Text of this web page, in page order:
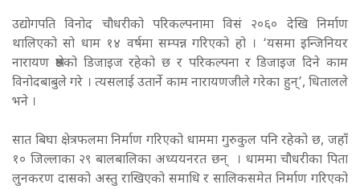
उद्योगपति विनोद चौधरीको परिकल्पनामा विसं २०६० देखि निर्माण
थालिएको सो धाम १४ वर्षमा सम्पन्न गरिएको हो । ‘यसमा इन्जिनियर
नारायण श्रेष्ठको डिजाइज रहेको छ र परिकल्पना र डिजाइज दिने काम
विनोदबाबुले गरे । त्यसलाई उतार्ने काम नारायणजीले गरेका हुन्’, धितालले
भने ।
सात बिघा क्षेत्रफलमा निर्माण गरिएको धाममा गुरुकुल पनि रहेको छ, जहाँ
१० जिल्लाका २९ बालबालिका अध्ययनरत छन् । धाममा चौधरीका पिता
लुनकरण दासको अस्तु राखिएको समाधि र सालिकसमेत निर्माण गरिएको